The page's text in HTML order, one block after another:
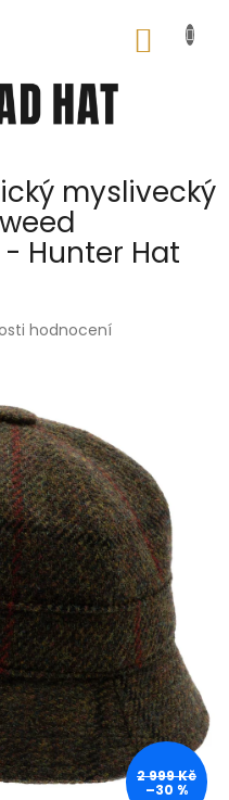
myslivecký
Hunter Hat
hodnocení
2 999 Kč
–30 %